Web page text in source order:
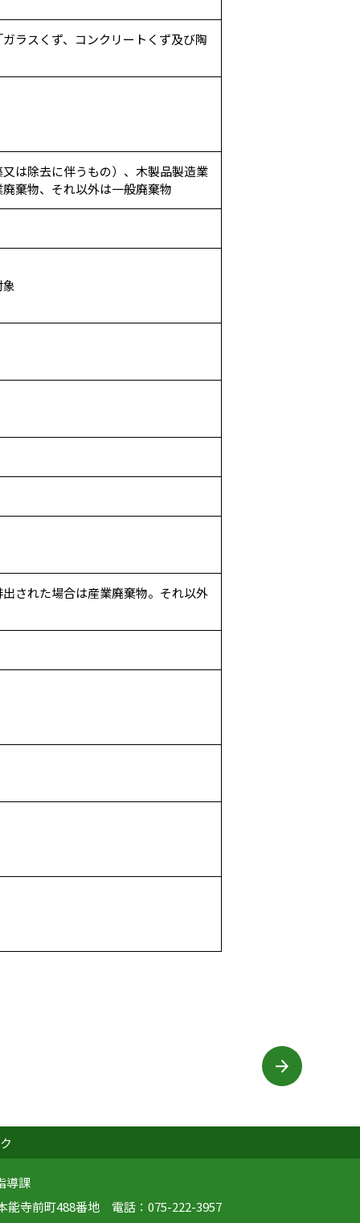
ラスくず、コンクリートくず及び陶
は除去に伴うもの）、木製品製造業
棄物、それ以外は一般廃棄物
された場合は産業廃棄物。それ以外
導課
能寺前町488番地 電話：075-222-3957